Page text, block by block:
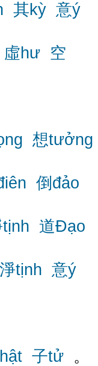
其kỳ 意ý
虛hư 空
想tưởng
倒đảo
道Đạo
淨tịnh 意ý
子tử 。